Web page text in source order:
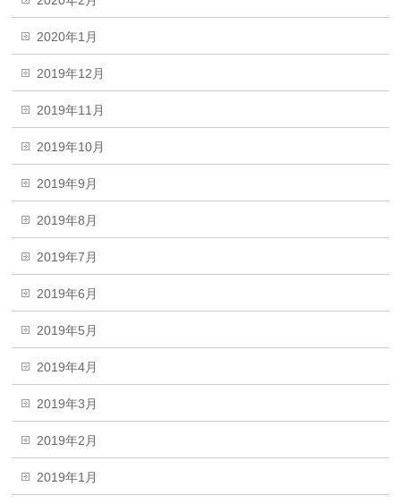
2020年1月
2019年12月
2019年11月
2019年10月
2019年9月
2019年8月
2019年7月
2019年6月
2019年5月
2019年4月
2019年3月
2019年2月
2019年1月